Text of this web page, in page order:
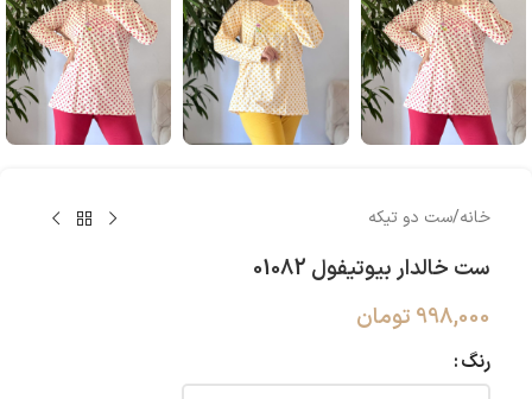
خانه/ست دو تیکه
ست خالدار بیوتیفول 01082
998,000 تومان
رنگ